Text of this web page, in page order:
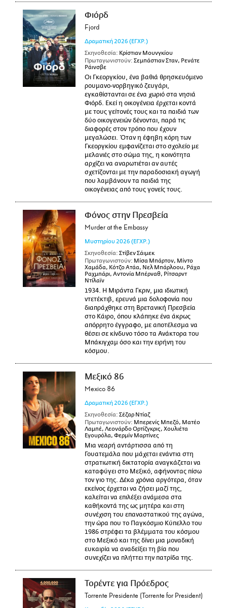
Φιόρδ
Fjord
Δραματική 2026 (ΕΓΧΡ.)
Σκηνοθεσία: Κρίστιαν Μουνγκίου
Πρωταγωνιστούν: Σεμπάστιαν Σταν, Ρενάτε
Ράινσβε
Οι Γκεοργκίου, ένα βαθιά θρησκευόμενο
ρουμανο-νορβηγικό ζευγάρι,
εγκαθίστανται σε ένα χωριό στα νησιά
Φιόρδ. Εκεί η οικογένεια έρχεται κοντά
με τους γείτονές τους και τα παιδιά των
δύο οικογενειών δένονται, παρά τις
διαφορές στον τρόπο που έχουν
μεγαλώσει. Όταν η έφηβη κόρη των
Γκεοργκίου εμφανίζεται στο σχολείο με
μελανιές στο σώμα της, η κοινότητα
αρχίζει να αναρωτιέται αν αυτές
σχετίζονται με την παραδοσιακή αγωγή
που λαμβάνουν τα παιδιά της
οικογένειας από τους γονείς τους.
Φόνος στην Πρεσβεία
Murder at the Embassy
Μυστηρίου 2026 (ΕΓΧΡ.)
Σκηνοθεσία: Στίβεν Σάιμεκ
Πρωταγωνιστούν: Μίσα Μπάρτον, Μίντο
Χαμάδα, Κότζο Ατάα, Νελ Μπάρλοου, Ράχα
Ραχμπάρι, Αντονία Μπέρναθ, Ρίτσαρντ
Ντίλαϊν
1934. Η Μιράντα Γκριν, μια ιδιωτική
ντετέκτιβ, ερευνά μια δολοφονία που
διαπράχθηκε στη Βρετανική Πρεσβεία
στο Κάιρο, όπου κλάπηκε ένα άκρως
απόρρητο έγγραφο, με αποτέλεσμα να
θέσει σε κίνδυνο τόσο τα Ανάκτορα του
Μπάκιγχαμ όσο και την ειρήνη του
κόσμου.
Μεξικό 86
Mexico 86
Δραματική 2026 (ΕΓΧΡ.)
Σκηνοθεσία: Σέζαρ Ντίαζ
Πρωταγωνιστούν: Μπερενίς Μπεζό, Ματέο
Λαμπέ, Λεονάρδο Ορτίζγκρις, Χουλιέτα
Εγουρόλα, Φερμίν Μαρτίνες
Μια νεαρή αντάρτισσα από τη
Γουατεμάλα που μάχεται ενάντια στη
στρατιωτική δικτατορία αναγκάζεται να
καταφύγει στο Μεξικό, αφήνοντας πίσω
τον γιο της. Δέκα χρόνια αργότερα, όταν
εκείνος έρχεται να ζήσει μαζί της,
καλείται να επιλέξει ανάμεσα στα
καθήκοντά της ως μητέρα και στη
συνέχιση του επαναστατικού της αγώνα,
την ώρα που το Παγκόσμιο Κύπελλο του
1986 στρέφει τα βλέμματα του κόσμου
στο Μεξικό και της δίνει μια μοναδική
ευκαιρία να αναδείξει τη βία που
συνεχίζει να πλήττει την πατρίδα της.
Τορέντε για Πρόεδρος
Torrente Presidente (Torrente for President)